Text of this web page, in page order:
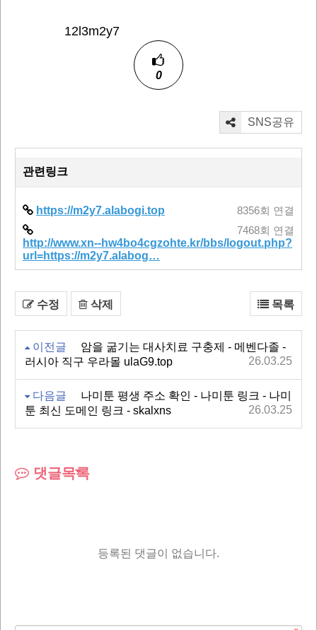
12l3m2y7
0
SNS공유
관련링크
https://m2y7.alabogi.top 8356회 연결
http://www.xn--hw4bo4cgzohte.kr/bbs/logout.php?
url=https://m2y7.alabog…
7468회 연결
수정 삭제 목록
이전글
암을 굶기는 대사치료 구충제 - 메벤다졸 -
러시아 직구 우라몰 ulaG9.top
26.03.25
다음글
나미툰 평생 주소 확인 - 나미툰 링크 - 나미
툰 최신 도메인 링크 - skalxns
26.03.25
댓글목록
등록된 댓글이 없습니다.